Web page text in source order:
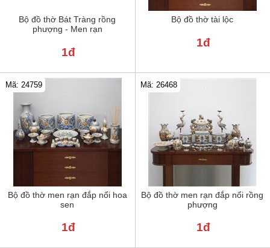
Bộ đồ thờ Bát Tràng rồng
phượng - Men rạn
1đ
Bộ đồ thờ tài lộc
1đ
Bộ đồ thờ men rạn đắp nổi hoa
sen
Mã: 24759
1đ
Bộ đồ thờ men rạn đắp nổi rồng
phượng
Mã: 26468
1đ